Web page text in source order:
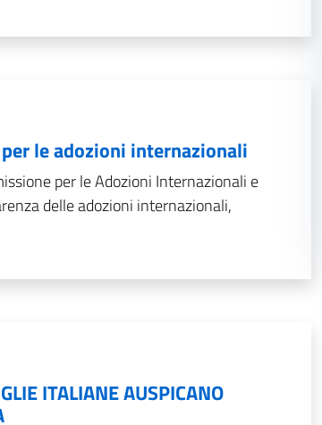
le adozioni internazionali
per le Adozioni Internazionali e
delle adozioni internazionali,
ITALIANE AUSPICANO